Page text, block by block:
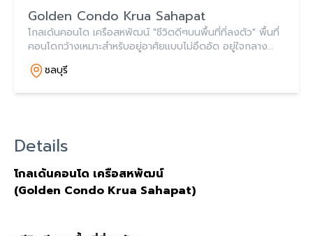
Golden Condo Krua Sahapat
โกลเด้นคอนโด เครือสหพัฒน์ "ชีวิตดีๆบนพื้นที่ที่ลงตัว" พื้นที่
คอนโดกว้างเหมาะสําหรับอยู่อาศัยแบบไม่อึดอัด อยู่ใจกลาง
เครือสหพัฒน์ เดินทางไปทํางานสะดวก ใช้ชีวิตสบายเต็มที่กับ
พื้นที่ส่วนตัวอย่างอิสระ ตอบโ
ชลบุรี
Details
โกลเด้นคอนโด เครือสหพัฒน์
(Golden Condo Krua Sahapat)